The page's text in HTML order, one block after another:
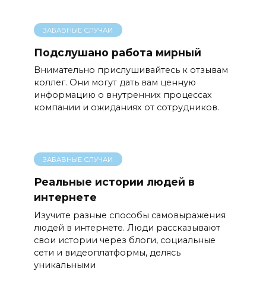
ЗАБАВНЫЕ СЛУЧАИ
Подслушано работа мирный
Внимательно прислушивайтесь к отзывам
коллег. Они могут дать вам ценную
информацию о внутренних процессах
компании и ожиданиях от сотрудников.
ЗАБАВНЫЕ СЛУЧАИ
Реальные истории людей в
интернете
Изучите разные способы самовыражения
людей в интернете. Люди рассказывают
свои истории через блоги, социальные
сети и видеоплатформы, делясь
уникальными